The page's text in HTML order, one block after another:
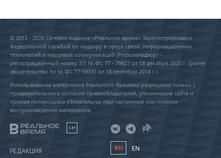
© 2015 - 2026 Сетевое издание «Реальное время» Зарегистрировано
Федеральной службой по надзору в сфере связи, информационных
технологий и массовых коммуникаций (Роскомнадзор) –
регистрационный номер ЭЛ № ФС 77 - 79627 от 18 декабря 2020 г. (ранее
свидетельство Эл № ФС 77-59331 от 18 сентября 2014 г.)
Использование материалов Реального Времени разрешено только с
предварительного согласия правообладателей, упоминание сайта и
прямая гиперссылка обязательны при частичном или полном
воспроизведении материалов.
18+
РЕДАКЦИЯ
RU EN